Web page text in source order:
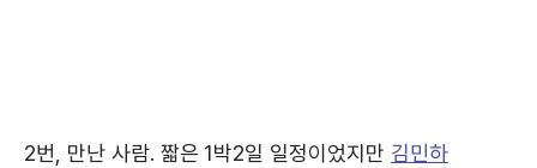
2번, 만난 사람. 짧은 1박2일 일정이었지만 김민하